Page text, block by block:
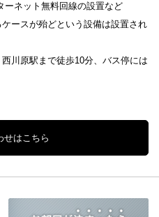
ーネット無料回線の設置など
ースが殆どという設備は設置され
川原駅まで徒歩10分、バス停には
せはこちら